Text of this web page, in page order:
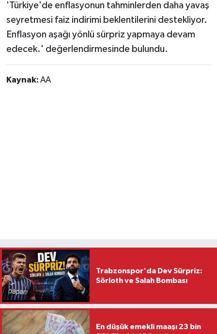
'Türkiye'de enflasyonun tahminlerden daha yavaş
seyretmesi faiz indirimi beklentilerini destekliyor.
Enflasyon aşağı yönlü sürpriz yapmaya devam
edecek.' değerlendirmesinde bulundu.
Kaynak: AA
Trabzonspor'da Dev Sürpriz:
Sörloth ve Salah Bombası
En düşük emekli maaşı 23 bin